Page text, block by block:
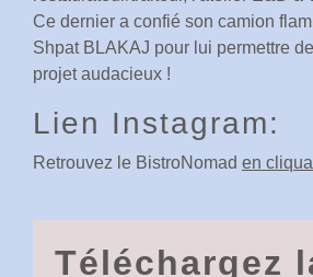
Ce dernier a confié son camion
Shpat BLAKAJ pour lui permettre
projet audacieux !
Lien Instagram:
Retrouvez le BistroNomad en
Téléchargez